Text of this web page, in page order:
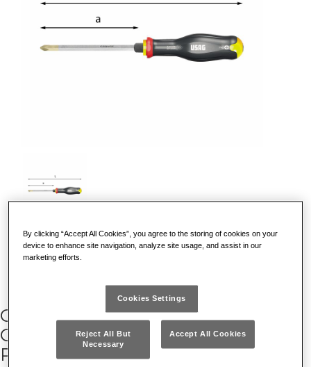
SCOPRI PERCHE' E' UNICO
GIRAVITI MARTELLABILI PER VITI
CON IMPRONTA A CROCE
PHILLIPS®
By clicking “Accept All Cookies”, you agree to the storing of cookies on your
device to enhance site navigation, analyze site usage, and assist in our
marketing efforts.
Cookies Settings
Reject All But
Necessary
Accept All Cookies